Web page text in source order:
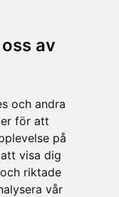
av
och andra
för att
på
visa dig
riktade
vår